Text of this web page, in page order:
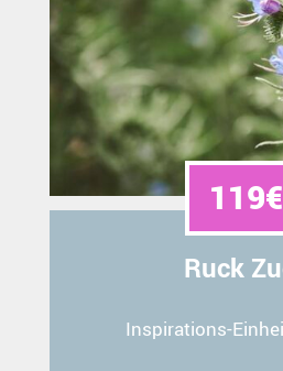
119€
Ruck
Inspirations-